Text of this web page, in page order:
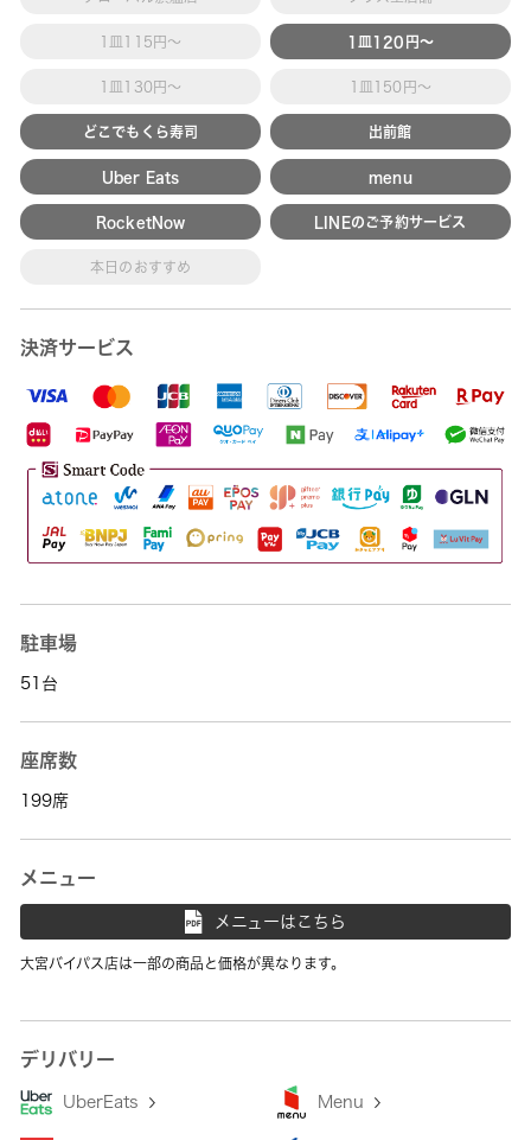
1皿115円～ 1皿120円～
1皿130円～ 1皿150円～
どこでもくら寿司 出前館
Uber Eats menu
RocketNow LINEのご予約サービス
本日のおすすめ
決済サービス
駐車場
51台
座席数
199席
メニュー
メニューはこちら
大宮バイパス店は一部の商品と価格が異なります。
デリバリー
UberEats Menu